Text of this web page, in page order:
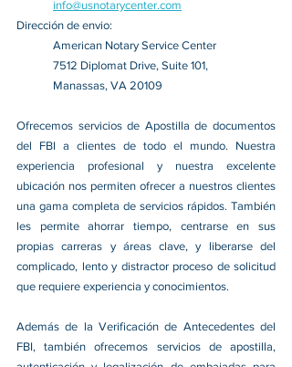
info@usnotarycenter.com
Dirección de envio:
American Notary Service Center
7512 Diplomat Drive, Suite 101,
Manassas, VA 20109
Ofrecemos servicios de Apostilla de documentos
del FBI a clientes de todo el mundo. Nuestra
experiencia profesional y nuestra excelente
ubicación nos permiten ofrecer a nuestros clientes
una gama completa de servicios rápidos. También
les permite ahorrar tiempo, centrarse en sus
propias carreras y áreas clave, y liberarse del
complicado, lento y distractor proceso de solicitud
que requiere experiencia y conocimientos.
Además de la Verificación de Antecedentes del
FBI, también ofrecemos servicios de apostilla,